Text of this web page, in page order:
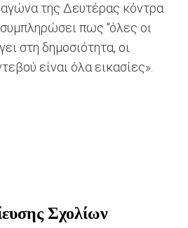
της Δευτέρας κόντρα
πως “όλες οι
στη δημοσιότητα, οι
είναι όλα εικασίες».
Σχολίων